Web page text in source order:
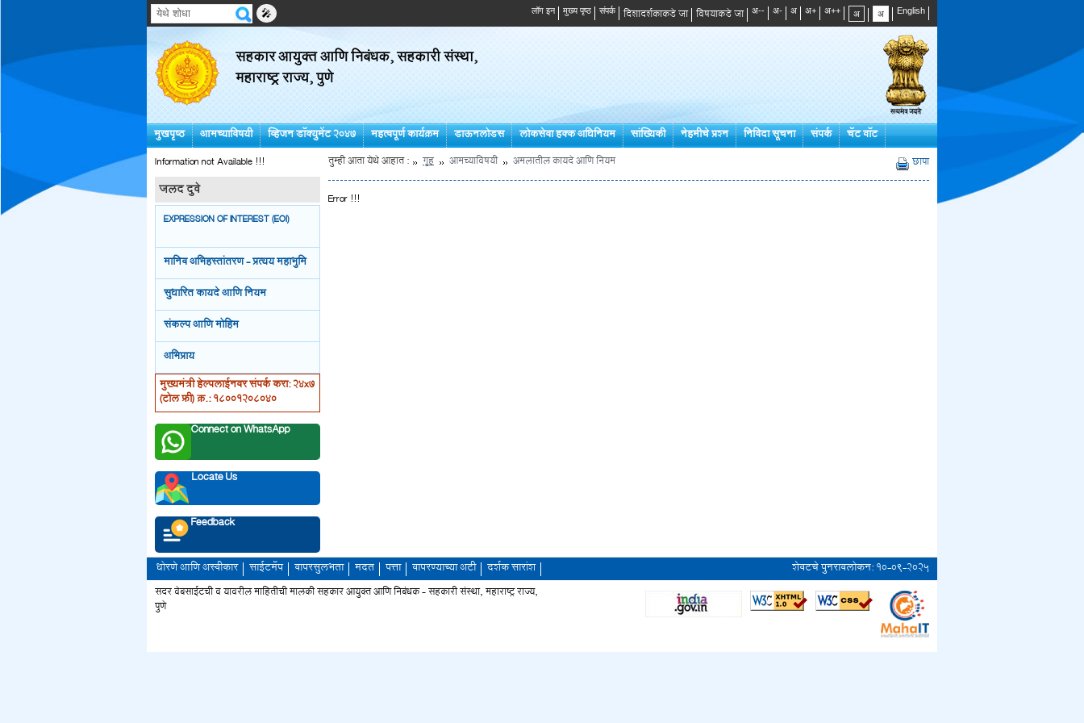
🎤 दिशादर्शकाकडे जा विषयाकडे जा
सहकार आयुक्त आणि निबंधक, सहकारी संस्था,
महाराष्ट्र राज्य, पुणे
मुखपृष्ठ आमच्याविषयी व्हिजन डॉक्युमेंट २०४७ महत्वपूर्ण कार्यक्रम डाऊनलोडस लोकसेवा हक्क अधिनियम सांख्यिकी नेहमीचे प्रश्न निविदा सूचना संपर्क
चॅट बॉट
Information not Available !!!
जलद दुवे
EXPRESSION OF INTEREST (EOI)
मानिव अभिहस्तांतरण - प्रत्यय महाभुमि
सुधारित कायदे आणि नियम
संकल्प आणि मोहिम
अभिप्राय
मुख्यमंत्री हेल्पलाईनवर संपर्क करा: 24x7
(टोल फ्री) क्र.: 18001208040
Connect on WhatsApp
Locate Us
Feedback
तुम्ही आता येथे आहात : गृह आमच्याविषयी अमलातील कायदे आणि नियम छापा
Error !!!
धोरणे आणि अस्वीकार साईटमॅप वापरसुलभता मदत पत्ता वापरण्याच्या अटी दर्शक सारांश शेवटचे पुनरावलोकन:१०-०९-२०२५
सदर वेबसाईटची व यावरील माहितीची मालकी सहकार आयुक्त आणि निबंधक - सहकारी संस्था, महाराष्ट्र राज्य,
पुणे